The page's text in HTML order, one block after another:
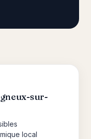
sur-
local